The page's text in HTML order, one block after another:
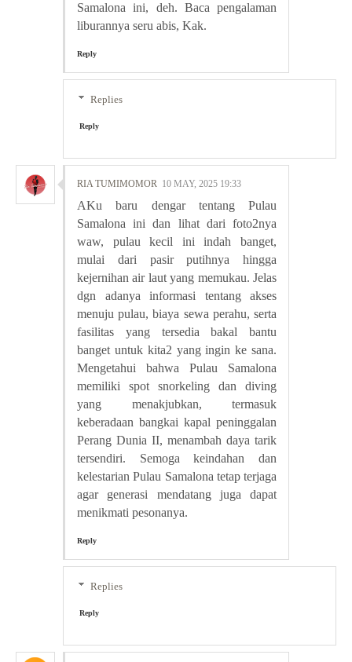
Samalona ini, deh. Baca pengalaman
liburannya seru abis, Kak.
Reply
Replies
Reply
RIA TUMIMOMOR 10 MAY, 2025 19:33
AKu baru dengar tentang Pulau
Samalona ini dan lihat dari foto2nya
waw, pulau kecil ini indah banget,
mulai dari pasir putihnya hingga
kejernihan air laut yang memukau. Jelas
dgn adanya informasi tentang akses
menuju pulau, biaya sewa perahu, serta
fasilitas yang tersedia bakal bantu
banget untuk kita2 yang ingin ke sana.
Mengetahui bahwa Pulau Samalona
memiliki spot snorkeling dan diving
yang menakjubkan, termasuk
keberadaan bangkai kapal peninggalan
Perang Dunia II, menambah daya tarik
tersendiri. Semoga keindahan dan
kelestarian Pulau Samalona tetap terjaga
agar generasi mendatang juga dapat
menikmati pesonanya.
Reply
Replies
Reply